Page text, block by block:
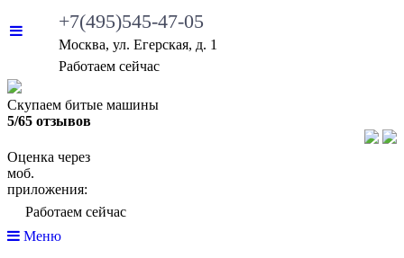
+7(495)545-47-05
Москва, ул. Егерская, д. 1
Работаем сейчас
Скупаем битые машины
5/65 отзывов
Оценка через
моб.
приложения:
Работаем сейчас
Меню